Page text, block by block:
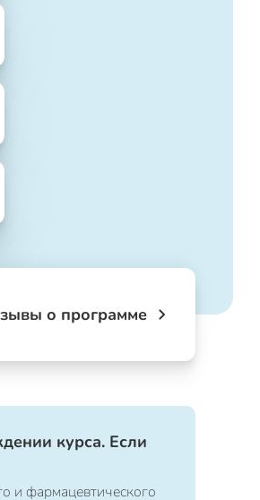
о программе
курса. Если
и фармацевтического